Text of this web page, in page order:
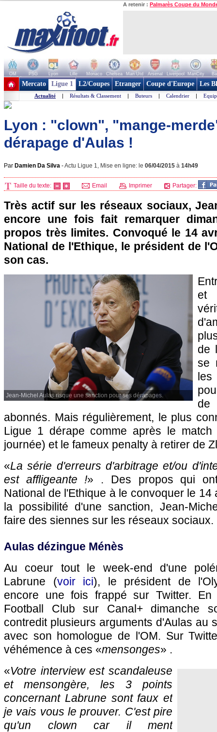
A retenir : Palmarès Coupe du
OM PSG Lyon Lille Monaco Chelsea Man Utd Arsenal Liverpool ManCity
+ de clubs
Mercato Ligue 1 L2/Coupes Etranger Coupe d'Europe Les
Actualité | Résultats & Classement | Buteurs | Calendrier |
Lyon : "clown", "mange-
dérapage d'Aulas !
Par Damien Da Silva -Actu Ligue 1, Mise en ligne: le 06/04/2015 à 14h49
Taille du texte: Email Imprimer Partager:
Très actif sur les réseaux sociaux,
encore une fois fait remarquer
propos très limites. Convoqué le 14
National de l'Ethique, le président de
son cas.
Jean-Michel Aulas risque une sanction pour ses dérapages.
et
de
se
abonnés. Mais régulièrement, le plus
Ligue 1 dérape comme après le match
journée) et le fameux penalty à retirer de
«La série d'erreurs d'arbitrage et/ou
est affligeante !» . Des propos qui
National de l'Ethique à le convoquer le 14
la possibilité d'une sanction, Jean-
faire des siennes sur les réseaux sociaux.
Aulas dézingue Ménès
Au coeur tout le week-end d'une
Labrune (voir ici), le président de
encore une fois frappé sur Twitter.
Football Club sur Canal+ dimanche
contredit plusieurs arguments d'Aulas au
avec son homologue de l'OM. Sur
véhémence à ces «mensonges» .
«Votre interview est scandaleuse
et mensongère, les 3 points
concernant Labrune sont faux et
je vais vous le prouver. C'est pire
qu'un clown car il ment